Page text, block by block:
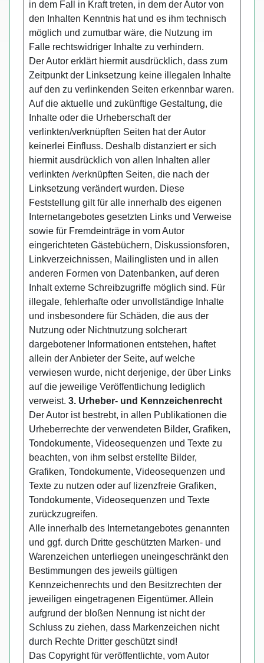
in dem Fall in Kraft treten, in dem der Autor von
den Inhalten Kenntnis hat und es ihm technisch
möglich und zumutbar wäre, die Nutzung im
Falle rechtswidriger Inhalte zu verhindern.
Der Autor erklärt hiermit ausdrücklich, dass zum
Zeitpunkt der Linksetzung keine illegalen Inhalte
auf den zu verlinkenden Seiten erkennbar waren.
Auf die aktuelle und zukünftige Gestaltung, die
Inhalte oder die Urheberschaft der
verlinkten/verknüpften Seiten hat der Autor
keinerlei Einfluss. Deshalb distanziert er sich
hiermit ausdrücklich von allen Inhalten aller
verlinkten /verknüpften Seiten, die nach der
Linksetzung verändert wurden. Diese
Feststellung gilt für alle innerhalb des eigenen
Internetangebotes gesetzten Links und Verweise
sowie für Fremdeinträge in vom Autor
eingerichteten Gästebüchern, Diskussionsforen,
Linkverzeichnissen, Mailinglisten und in allen
anderen Formen von Datenbanken, auf deren
Inhalt externe Schreibzugriffe möglich sind. Für
illegale, fehlerhafte oder unvollständige Inhalte
und insbesondere für Schäden, die aus der
Nutzung oder Nichtnutzung solcherart
dargebotener Informationen entstehen, haftet
allein der Anbieter der Seite, auf welche
verwiesen wurde, nicht derjenige, der über Links
auf die jeweilige Veröffentlichung lediglich
verweist. 3. Urheber- und Kennzeichenrecht
Der Autor ist bestrebt, in allen Publikationen die
Urheberrechte der verwendeten Bilder, Grafiken,
Tondokumente, Videosequenzen und Texte zu
beachten, von ihm selbst erstellte Bilder,
Grafiken, Tondokumente, Videosequenzen und
Texte zu nutzen oder auf lizenzfreie Grafiken,
Tondokumente, Videosequenzen und Texte
zurückzugreifen.
Alle innerhalb des Internetangebotes genannten
und ggf. durch Dritte geschützten Marken- und
Warenzeichen unterliegen uneingeschränkt den
Bestimmungen des jeweils gültigen
Kennzeichenrechts und den Besitzrechten der
jeweiligen eingetragenen Eigentümer. Allein
aufgrund der bloßen Nennung ist nicht der
Schluss zu ziehen, dass Markenzeichen nicht
durch Rechte Dritter geschützt sind!
Das Copyright für veröffentlichte, vom Autor